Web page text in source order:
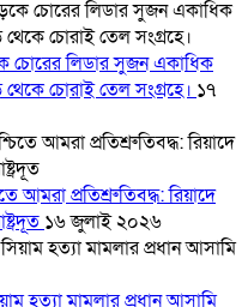
চোরের লিডার সুজন একাধিক
চোরাই তেল সংগ্রহে। ১৭
আমরা প্রতিশ্রুতিবদ্ধ: রিয়াদে
১৬ জুলাই ২০২৬
হত্যা মামলার প্রধান আসামি